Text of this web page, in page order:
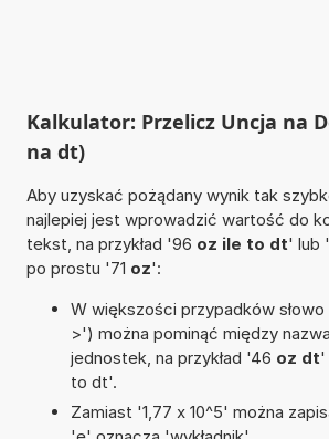
Kalkulator: Przelicz Uncja na
na dt)
Aby uzyskać pożądany wynik tak
najlepiej jest wprowadzić wartość do
tekst, na przykład '96 oz ile to dt' lub
po prostu '71 oz':
W większości przypadków
>') można pominąć między
jednostek, na przykład '46 oz dt'
to dt'.
Zamiast '1,77 x 10^5' można